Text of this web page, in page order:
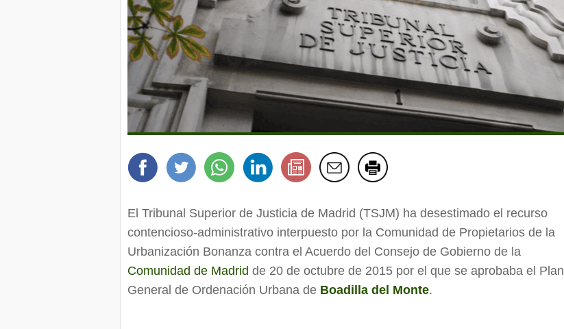
El Tribunal Superior de Justicia de Madrid (TSJM) ha desestimado el recurso
contencioso-administrativo interpuesto por la Comunidad de Propietarios de la
Urbanización Bonanza contra el Acuerdo del Consejo de Gobierno de la
Comunidad de Madrid de 20 de octubre de 2015 por el que se aprobaba el Plan
General de Ordenación Urbana de Boadilla del Monte.